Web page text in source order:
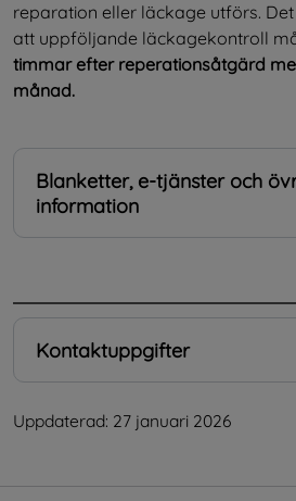
reparation eller läckage utförs.
att uppföljande läckagekontroll
timmar efter reperationsåtgärd
månad.
Blanketter, e-tjänster och
information
Kontaktuppgifter
Uppdaterad: 27 januari 2026